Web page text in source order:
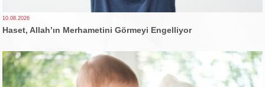
10.08.2026
Haset, Allah’ın Merhametini Görmeyi Engelliyor